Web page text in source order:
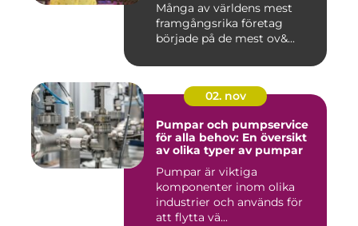
Många av världens mest
framgångsrika företag
började på de mest ov&...
02. nov
Pumpar och pumpservice
för alla behov: En översikt
av olika typer av pumpar
Pumpar är viktiga
komponenter inom olika
industrier och används för
att flytta vä...